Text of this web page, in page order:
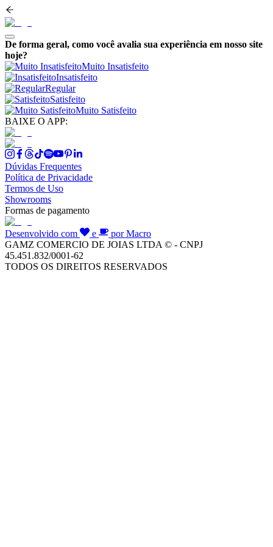
De forma geral, como você avalia sua experiência em nosso site
hoje?
Muito Insatisfeito
Insatisfeito
Regular
Satisfeito
Muito Satisfeito
BAIXE O APP:
Dúvidas Frequentes
Política de Privacidade
Termos de Uso
Showrooms
Formas de pagamento
Desenvolvido com e
por Macro
GAMZ COMERCIO DE JOIAS LTDA © - CNPJ
45.451.832/0001-62
TODOS OS DIREITOS RESERVADOS